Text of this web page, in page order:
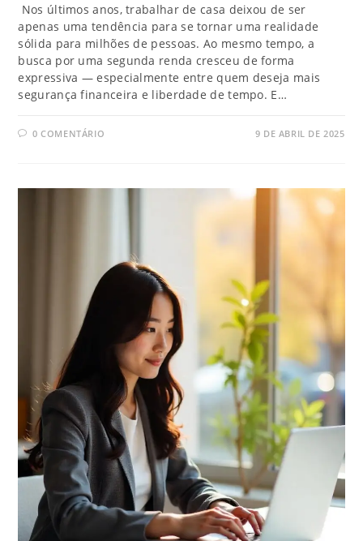
Nos últimos anos, trabalhar de casa deixou de ser
apenas uma tendência para se tornar uma realidade
sólida para milhões de pessoas. Ao mesmo tempo, a
busca por uma segunda renda cresceu de forma
expressiva — especialmente entre quem deseja mais
segurança financeira e liberdade de tempo. E…
0 COMENTÁRIO 9 DE ABRIL DE 2025